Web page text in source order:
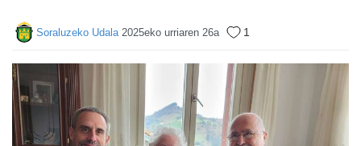
Soraluzeko Udala 2025eko urriaren 26a 1